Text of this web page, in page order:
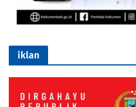
iklan